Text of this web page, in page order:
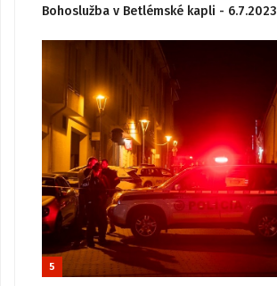
Bohoslužba v Betlémské kapli - 6.7.2023
5